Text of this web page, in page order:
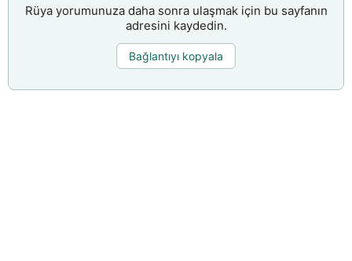
Rüya yorumunuza daha sonra ulaşmak için bu sayfanın
adresini kaydedin.
Bağlantıyı kopyala